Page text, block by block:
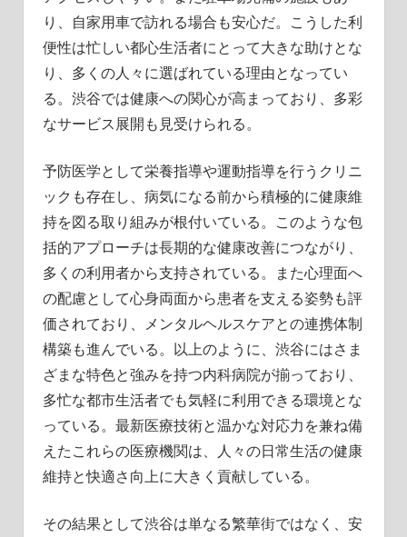
り、自家用車で訪れる場合も安心だ。こうした利
便性は忙しい都心生活者にとって大きな助けとな
り、多くの人々に選ばれている理由となってい
る。渋谷では健康への関心が高まっており、多彩
なサービス展開も見受けられる。
予防医学として栄養指導や運動指導を行うクリニ
ックも存在し、病気になる前から積極的に健康維
持を図る取り組みが根付いている。このような包
括的アプローチは長期的な健康改善につながり、
多くの利用者から支持されている。また心理面へ
の配慮として心身両面から患者を支える姿勢も評
価されており、メンタルヘルスケアとの連携体制
構築も進んでいる。以上のように、渋谷にはさま
ざまな特色と強みを持つ内科病院が揃っており、
多忙な都市生活者でも気軽に利用できる環境とな
っている。最新医療技術と温かな対応力を兼ね備
えたこれらの医療機関は、人々の日常生活の健康
維持と快適さ向上に大きく貢献している。
その結果として渋谷は単なる繁華街ではなく、安